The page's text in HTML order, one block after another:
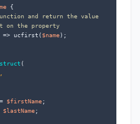
{
and return the value
on the property
=> ucfirst( $name);
(
$firstName;
$lastName;